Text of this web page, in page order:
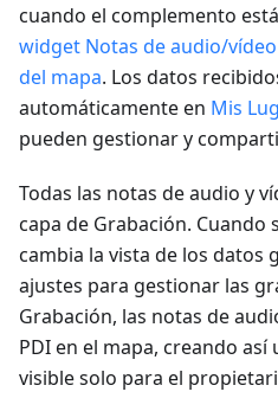
cuando el complemento
widget Notas de audio/vídeo
del mapa. Los datos
automáticamente en Mis
pueden gestionar y
Todas las notas de audio y
capa de Grabación. Cuando
cambia la vista de los datos
ajustes para gestionar las
Grabación, las notas de
PDI en el mapa, creando
visible solo para el